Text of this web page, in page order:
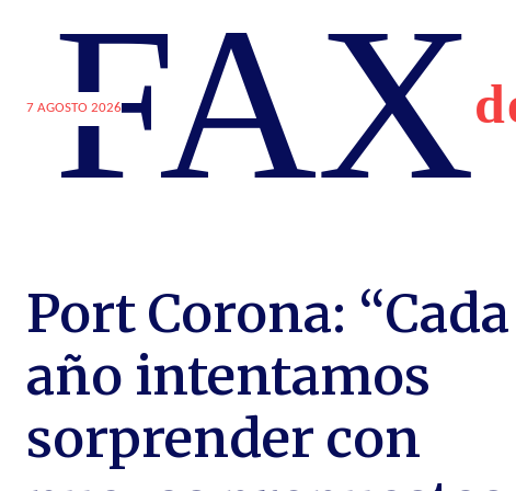
7 AGOSTO 2026
FAX
Port Corona: “Cada
año intentamos
sorprender con